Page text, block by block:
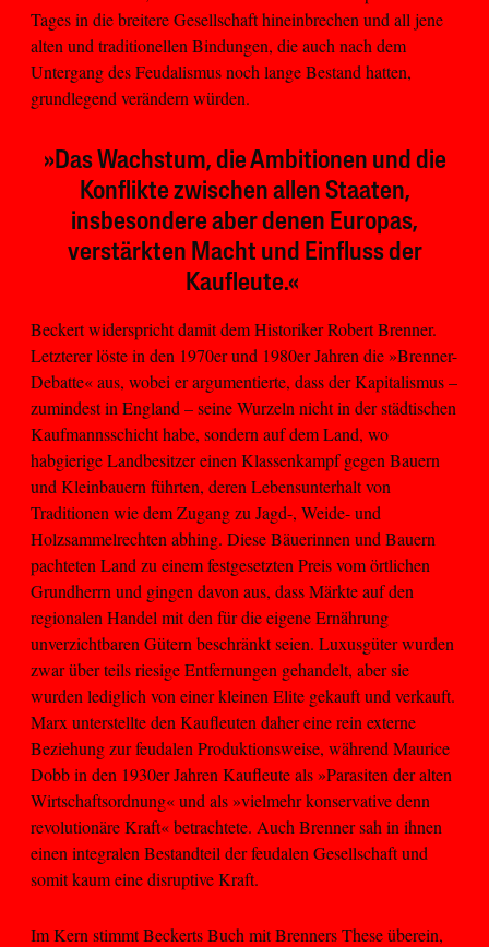
Tages in die breitere Gesellschaft hineinbrechen und all jene
alten und traditionellen Bindungen, die auch nach dem
Untergang des Feudalismus noch lange Bestand hatten,
grundlegend verändern würden.
»Das Wachstum, die Ambitionen und die
Konflikte zwischen allen Staaten,
insbesondere aber denen Europas,
verstärkten Macht und Einfluss der
Kaufleute.«
Beckert widerspricht damit dem Historiker Robert Brenner.
Letzterer löste in den 1970er und 1980er Jahren die »Brenner-
Debatte« aus, wobei er argumentierte, dass der Kapitalismus –
zumindest in England – seine Wurzeln nicht in der städtischen
Kaufmannsschicht habe, sondern auf dem Land, wo
habgierige Landbesitzer einen Klassenkampf gegen Bauern
und Kleinbauern führten, deren Lebensunterhalt von
Traditionen wie dem Zugang zu Jagd-, Weide- und
Holzsammelrechten abhing. Diese Bäuerinnen und Bauern
pachteten Land zu einem festgesetzten Preis vom örtlichen
Grundherrn und gingen davon aus, dass Märkte auf den
regionalen Handel mit den für die eigene Ernährung
unverzichtbaren Gütern beschränkt seien. Luxusgüter wurden
zwar über teils riesige Entfernungen gehandelt, aber sie
wurden lediglich von einer kleinen Elite gekauft und verkauft.
Marx unterstellte den Kaufleuten daher eine rein externe
Beziehung zur feudalen Produktionsweise, während Maurice
Dobb in den 1930er Jahren Kaufleute als »Parasiten der alten
Wirtschaftsordnung« und als »vielmehr konservative denn
revolutionäre Kraft« betrachtete. Auch Brenner sah in ihnen
einen integralen Bestandteil der feudalen Gesellschaft und
somit kaum eine disruptive Kraft.
Im Kern stimmt Beckerts Buch mit Brenners These überein,